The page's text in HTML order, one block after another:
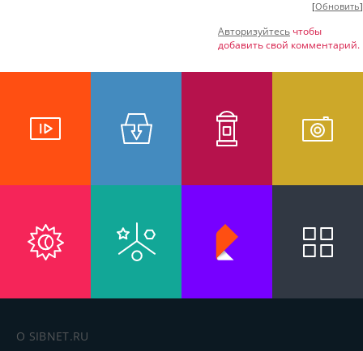
[Обновить]
Авторизуйтесь чтобы
добавить свой комментарий.
О SIBNET.RU